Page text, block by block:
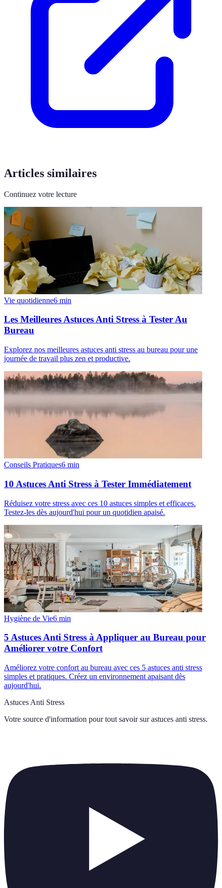
Articles similaires
Continuez votre lecture
Vie quotidienne6 min
Les Meilleures Astuces Anti Stress à Tester Au
Bureau
Explorez nos meilleures astuces anti stress au bureau pour une
journée de travail plus zen et productive.
Conseils Pratiques6 min
10 Astuces Anti Stress à Tester Immédiatement
Réduisez votre stress avec ces 10 astuces simples et efficaces.
Testez-les dès aujourd'hui pour un quotidien apaisé.
Hygiène de Vie6 min
5 Astuces Anti Stress à Appliquer au Bureau pour
Améliorer votre Confort
Améliorez votre confort au bureau avec ces 5 astuces anti stress
simples et pratiques. Créez un environnement apaisant dès
aujourd'hui.
Astuces Anti Stress
Votre source d'information pour tout savoir sur astuces anti stress.